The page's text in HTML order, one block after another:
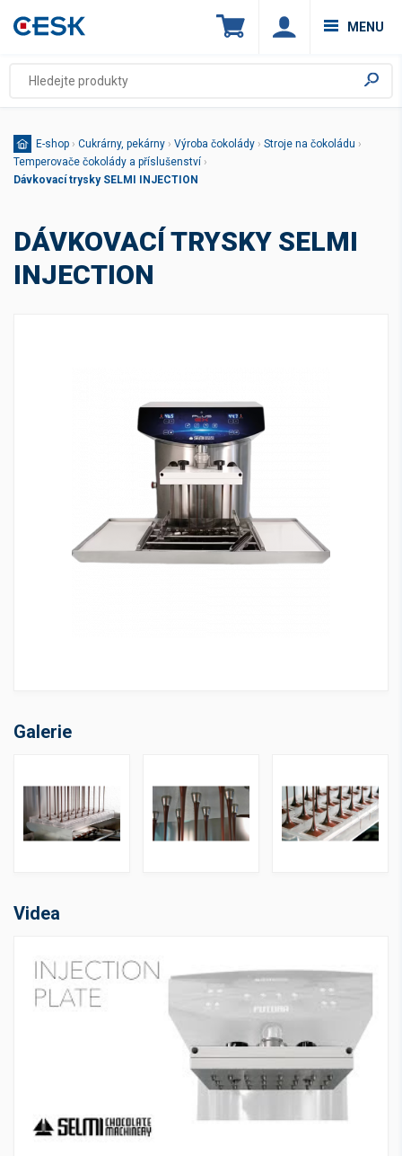
MENU
E-shop › Cukrárny, pekárny › Výroba čokolády › Stroje na čokoládu ›
Temperovače čokolády a příslušenství ›
Dávkovací trysky SELMI INJECTION
DÁVKOVACÍ TRYSKY SELMI
INJECTION
Galerie
Videa